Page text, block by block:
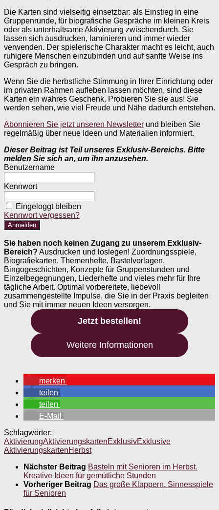
Die Karten sind vielseitig einsetzbar: als Einstieg in eine
Gruppenrunde, für biografische Gespräche im kleinen Kreis
oder als unterhaltsame Aktivierung zwischendurch. Sie
lassen sich ausdrucken, laminieren und immer wieder
verwenden. Der spielerische Charakter macht es leicht, auch
ruhigere Menschen einzubinden und auf sanfte Weise ins
Gespräch zu bringen.
Wenn Sie die herbstliche Stimmung in Ihrer Einrichtung oder
im privaten Rahmen aufleben lassen möchten, sind diese
Karten ein wahres Geschenk. Probieren Sie sie aus! Sie
werden sehen, wie viel Freude und Nähe dadurch entstehen.
Abonnieren Sie jetzt unseren Newsletter und bleiben Sie
regelmäßig über neue Ideen und Materialien informiert.
Dieser Beitrag ist Teil unseres Exklusiv-Bereichs. Bitte
melden Sie sich an, um ihn anzusehen.
Benutzername
Kennwort
Eingeloggt bleiben
Kennwort vergessen?
Sie haben noch keinen Zugang zu unserem Exklusiv-
Bereich? Ausdrucken und loslegen! Zuordnungsspiele,
Biografiekarten, Themenhefte, Bastelvorlagen,
Bingogeschichten, Konzepte für Gruppenstunden und
Einzelbegegnungen, Liederhefte und vieles mehr für Ihre
tägliche Arbeit. Optimal vorbereitete, liebevoll
zusammengestellte Impulse, die Sie in der Praxis begleiten
und Sie mit immer neuen Ideen versorgen.
Jetzt bestellen!
Weitere Informationen
merken
teilen
teilen
E-Mail
Schlagwörter:
AktivierungAktivierungskartenExklusivExklusive
AktivierungskartenHerbst
Nächster Beitrag Basteln mit Senioren im Herbst.
Kreative Ideen für gemütliche Stunden
Vorheriger Beitrag Das große Klappern. Sinnesspiele
für Senioren